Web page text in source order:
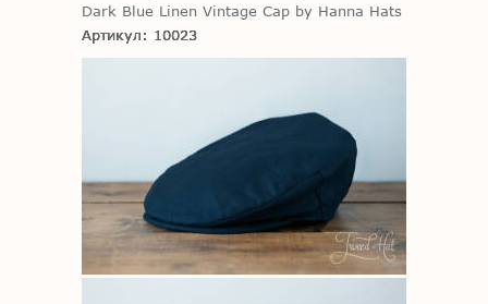
Dark Blue Linen Vintage Cap by Hanna Hats
Артикул: 10023